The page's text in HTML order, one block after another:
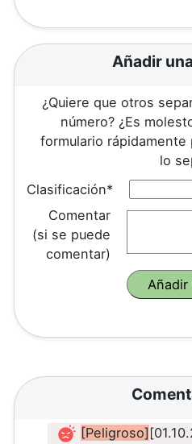
Añadir
¿Quiere que otros
número? ¿Es
formulario
lo
Clasificación*
Comentar
(si se puede
comentar)
[Peligroso]